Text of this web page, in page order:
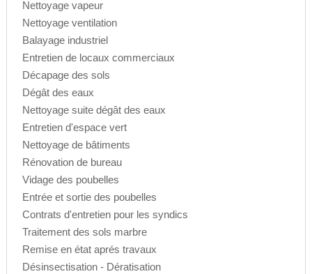
Nettoyage vapeur
Nettoyage ventilation
Balayage industriel
Entretien de locaux commerciaux
Décapage des sols
Dégât des eaux
Nettoyage suite dégât des eaux
Entretien d'espace vert
Nettoyage de bâtiments
Rénovation de bureau
Vidage des poubelles
Entrée et sortie des poubelles
Contrats d'entretien pour les syndics
Traitement des sols marbre
Remise en état aprés travaux
Désinsectisation - Dératisation